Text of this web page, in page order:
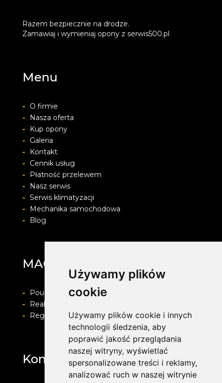
Używamy plików
cookie
Używamy plików cookie i innych
technologii śledzenia, aby
poprawić jakość przeglądania
naszej witryny, wyświetlać
spersonalizowane treści i reklamy,
analizować ruch w naszej witrynie
Razem bezpiecznie na drodze.
Zamawiaj i wymieniaj opony z serwis500.pl
Menu
-
O firmie
-
Nasza oferta
-
Kup opony
-
Galeria
-
Kontakt
-
Cennik usług
-
Płatność przelewem
-
Nasz serwis
- Serwis klimatyzacji
-
Mechanika samochodowa
-
Blog
MAG Opony
-
Pouczenie o prawie do odstapienia od umowy
-
Realizacja zamówienia i formy płatności
-
Regulamin i Polityka prywatności
Kontakt